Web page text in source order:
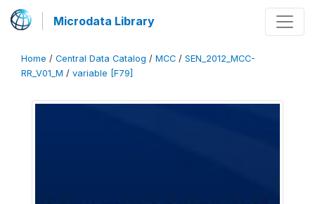
Microdata Library
Home / Central Data Catalog / MCC / SEN_2012_MCC-
RR_V01_M / variable [F79]